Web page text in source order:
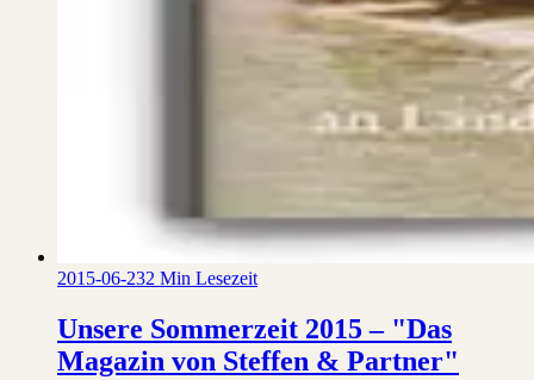
2015-06-232 Min Lesezeit
Unsere Sommerzeit 2015 – "Das
Magazin von Steffen & Partner"